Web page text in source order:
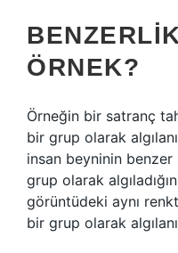
ÖRNEK?
Örneğin bir satranç
bir grup olarak
insan beyninin
grup olarak
görüntüdeki aynı
bir grup olarak